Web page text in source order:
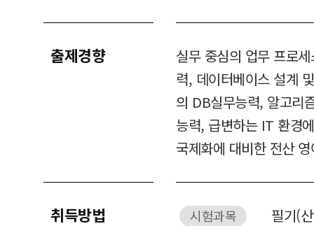
출제경향
실무 중심의 업무 프로
력, 데이터베이스 설계
의 DB실무능력, 알고리
능력, 급변하는 IT 환경
국제화에 대비한 전산
취득방법 시험과목
필기(